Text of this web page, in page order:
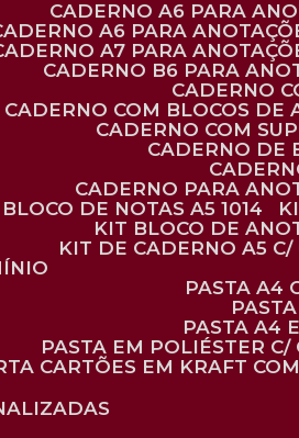
CADERNO A6 PARA
CADERNO A6 PARA
CADERNO A7 PARA
CADERNO B6 PARA
CADERNO
CADERNO COM BLOCOS
CADERNO COM
CADERNO DE
CADERNO PARA
BLOCO DE NOTAS A5 1014
KIT BLOCO DE
KIT DE CADERNO A5
PASTA A4
PASTA A4
PASTA EM POLIÉSTER
CARTÕES EM KRAFT